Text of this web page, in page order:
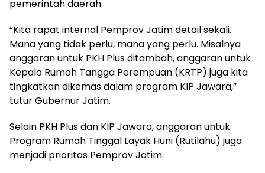
pemerintah daerah.
“Kita rapat internal Pemprov Jatim detail sekali.
Mana yang tidak perlu, mana yang perlu. Misalnya
anggaran untuk PKH Plus ditambah, anggaran untuk
Kepala Rumah Tangga Perempuan (KRTP) juga kita
tingkatkan dikemas dalam program KIP Jawara,”
tutur Gubernur Jatim.
Selain PKH Plus dan KIP Jawara, anggaran untuk
Program Rumah Tinggal Layak Huni (Rutilahu) juga
menjadi prioritas Pemprov Jatim.